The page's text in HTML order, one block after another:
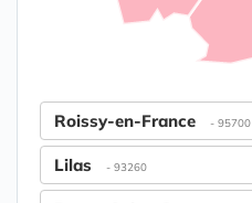
Roissy-en-France - 95700
Lilas - 93260